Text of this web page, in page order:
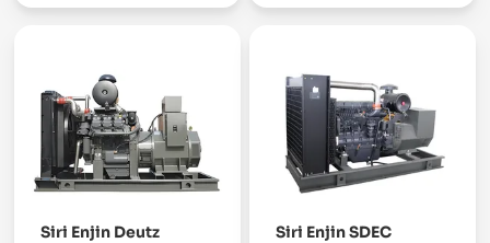
Siri Enjin Deutz Siri Enjin SDEC